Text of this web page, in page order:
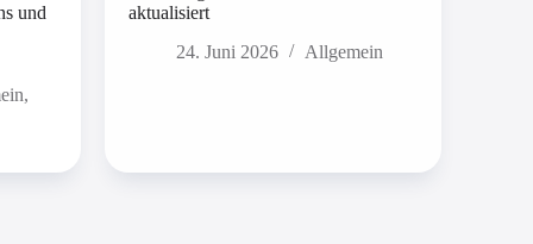
und
,
aktualisiert
24. Juni 2026
Allgemein